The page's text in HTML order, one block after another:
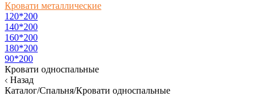
Кровати металлические
120*200
140*200
160*200
180*200
90*200
Кровати односпальные
Назад
Каталог/Спальня/Кровати односпальные